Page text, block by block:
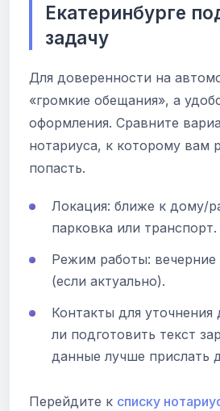
Екатеринбурге
задачу
Для доверенности на
«громкие обещания», а
оформления. Сравните
нотариуса, к которому вам
попасть.
Локация: ближе к дому/
парковка или транспорт.
Режим работы:
(если актуально).
Контакты для
ли подготовить текст
данные лучше прислать
Перейдите к списку